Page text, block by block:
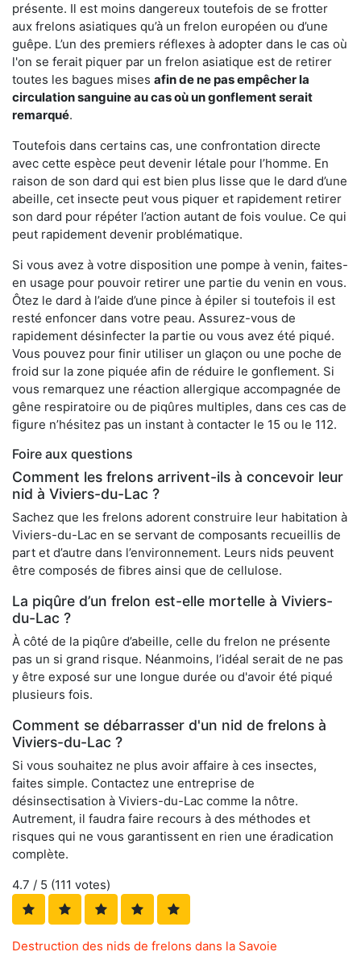
présente. Il est moins dangereux toutefois de se frotter
aux frelons asiatiques qu’à un frelon européen ou d’une
guêpe. L’un des premiers réflexes à adopter dans le cas où
l'on se ferait piquer par un frelon asiatique est de retirer
toutes les bagues mises afin de ne pas empêcher la
circulation sanguine au cas où un gonflement serait
remarqué.
Toutefois dans certains cas, une confrontation directe
avec cette espèce peut devenir létale pour l’homme. En
raison de son dard qui est bien plus lisse que le dard d’une
abeille, cet insecte peut vous piquer et rapidement retirer
son dard pour répéter l’action autant de fois voulue. Ce qui
peut rapidement devenir problématique.
Si vous avez à votre disposition une pompe à venin, faites-
en usage pour pouvoir retirer une partie du venin en vous.
Ôtez le dard à l’aide d’une pince à épiler si toutefois il est
resté enfoncer dans votre peau. Assurez-vous de
rapidement désinfecter la partie ou vous avez été piqué.
Vous pouvez pour finir utiliser un glaçon ou une poche de
froid sur la zone piquée afin de réduire le gonflement. Si
vous remarquez une réaction allergique accompagnée de
gêne respiratoire ou de piqûres multiples, dans ces cas de
figure n’hésitez pas un instant à contacter le 15 ou le 112.
Foire aux questions
Comment les frelons arrivent-ils à concevoir leur
nid à Viviers-du-Lac ?
Sachez que les frelons adorent construire leur habitation à
Viviers-du-Lac en se servant de composants recueillis de
part et d’autre dans l’environnement. Leurs nids peuvent
être composés de fibres ainsi que de cellulose.
La piqûre d’un frelon est-elle mortelle à Viviers-
du-Lac ?
À côté de la piqûre d’abeille, celle du frelon ne présente
pas un si grand risque. Néanmoins, l’idéal serait de ne pas
y être exposé sur une longue durée ou d'avoir été piqué
plusieurs fois.
Comment se débarrasser d'un nid de frelons à
Viviers-du-Lac ?
Si vous souhaitez ne plus avoir affaire à ces insectes,
faites simple. Contactez une entreprise de
désinsectisation à Viviers-du-Lac comme la nôtre.
Autrement, il faudra faire recours à des méthodes et
risques qui ne vous garantissent en rien une éradication
complète.
4.7 / 5 (111 votes)
Destruction des nids de frelons dans la Savoie